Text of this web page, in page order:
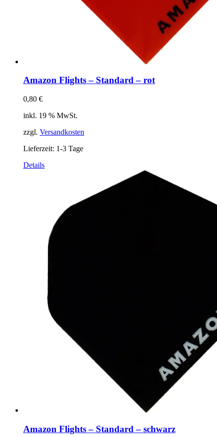
Amazon Flights – Standard – rot
0,80 €
inkl. 19 % MwSt.
zzgl. Versandkosten
Lieferzeit: 1-3 Tage
Details
Amazon Flights – Standard – schwarz